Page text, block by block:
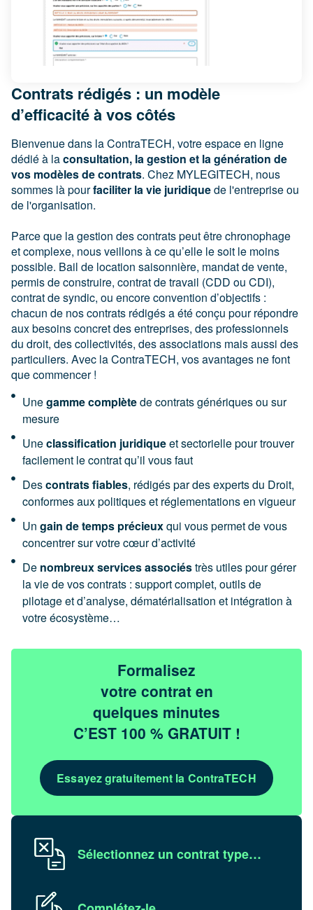
Contrats rédigés : un modèle
d’efficacité à vos côtés
Bienvenue dans la ContraTECH, votre espace en ligne
dédié à laconsultation, la gestion et la génération de
vos modèles de contrats. Chez MYLEGITECH, nous
sommes là pourfaciliter la vie juridiquede l'entreprise ou
de l'organisation.
Parce que la gestion des contrats peut être chronophage
et complexe, nous veillons à ce qu’elle le soit le moins
possible. Bail de location saisonnière, mandat de vente,
permis de construire, contrat de travail (CDD ou CDI),
contrat de syndic, ou encore convention d’objectifs :
chacun de nos contrats rédigés a été conçu pour répondre
aux besoins concret des entreprises, des professionnels
du droit, des collectivités, des associations mais aussi des
particuliers. Avec la ContraTECH, vos avantages ne font
que commencer !
Unegamme complètede contrats génériques ou sur
mesure
Uneclassification juridiqueet sectorielle pour trouver
facilement le contrat qu’il vous faut
Descontrats fiables, rédigés par des experts du Droit,
conformes aux politiques et réglementations en vigueur
Un gain de temps précieuxqui vous permet de vous
concentrer sur votre cœur d’activité
De nombreux services associéstrès utiles pour gérer
la vie de vos contrats : support complet, outils de
pilotage et d’analyse, dématérialisation et intégration à
votre écosystème…
Formalisez
votre contrat en
quelques minutes
C’EST 100 % GRATUIT !
Essayez gratuitement la ContraTECH
Sélectionnez un contrat type…